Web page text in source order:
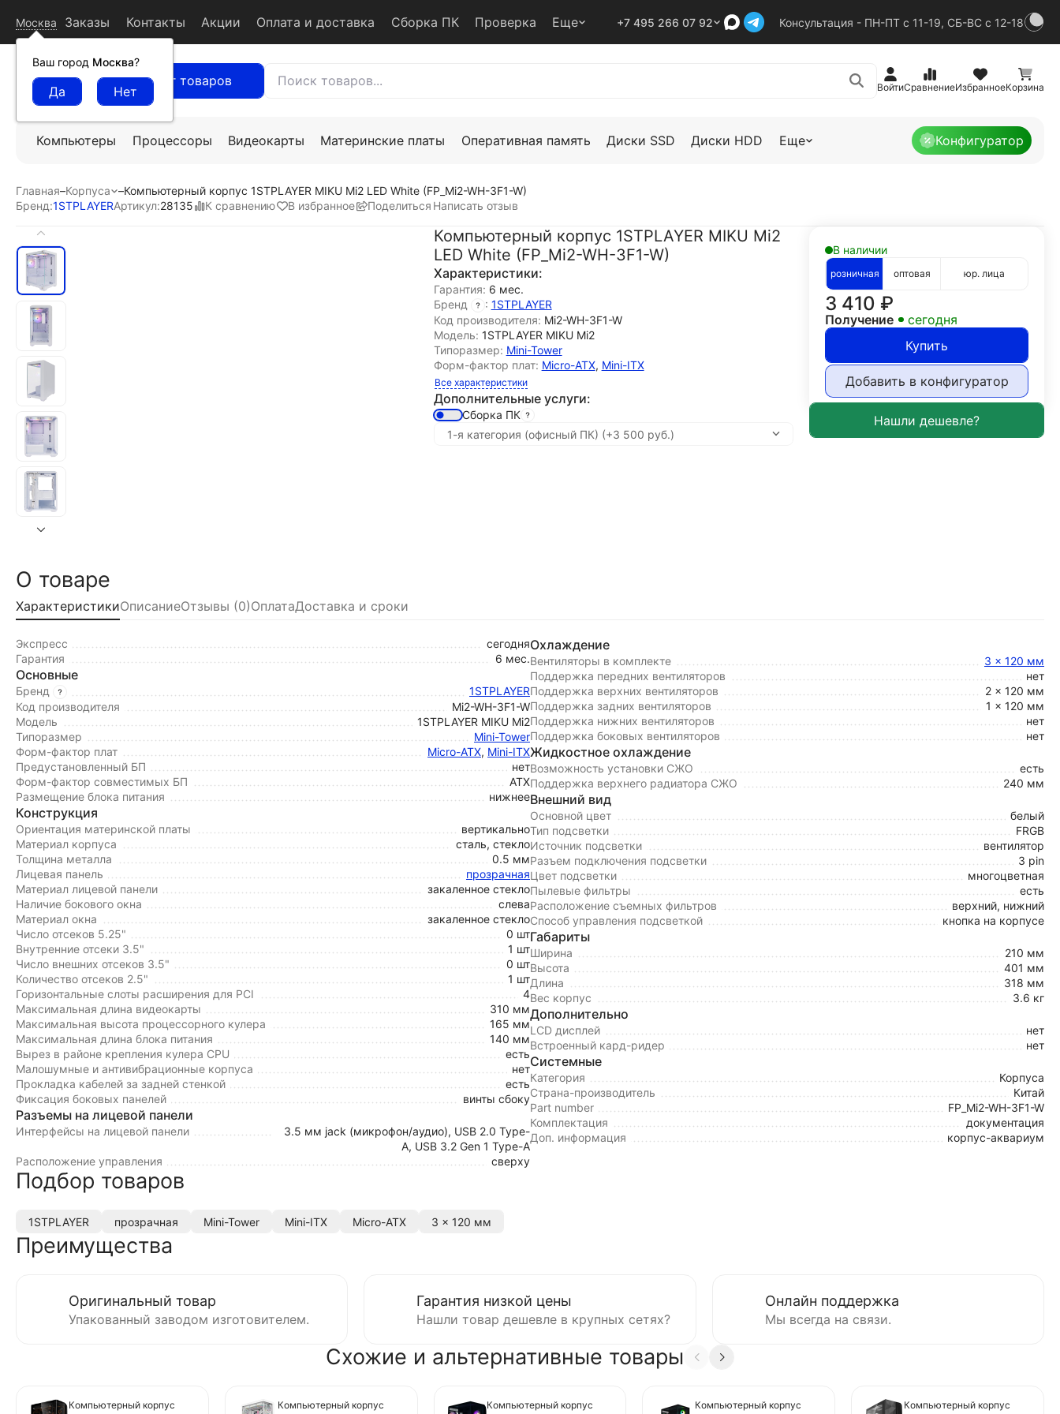
Москва
Ваш город Москва?
Заказы Контакты Акции Оплата и доставка Сборка ПК Проверка Еще +7 495 266 07 92 Консультация - ПН-ПТ с 11-19, СБ-ВС с 12-18
Каталог товаров ВойтиСравнениеИзбранноеКорзина
Компьютеры Процессоры Видеокарты Материнские платы Оперативная память Диски SSD Диски HDD Еще Конфигуратор
Главная–Корпуса –Компьютерный корпус 1STPLAYER MIKU Mi2 LED White (FP_Mi2-WH-3F1-W)
Бренд:1STPLAYERАртикул:28135 К сравнению В избранное Поделиться Написать отзыв
Компьютерный корпус 1STPLAYER MIKU Mi2
LED White (FP_Mi2-WH-3F1-W)
Характеристики:
Гарантия: 6 мес.
Бренд
: 1STPLAYER
Код производителя: Mi2-WH-3F1-W
Модель: 1STPLAYER MIKU Mi2
Типоразмер: Mini-Tower
Форм-фактор плат: Micro-ATX, Mini-ITX
Все характеристики
Дополнительные услуги:
Сборка ПК
В наличии
розничная оптовая юр. лица
3 410 ₽
Получение
сегодня
Купить
Добавить в конфигуратор
О товаре
ХарактеристикиОписаниеОтзывы (0)ОплатаДоставка и сроки
Экспресс
сегодня
Гарантия
6 мес.
Основные
Бренд
1STPLAYER
Код производителя
Mi2-WH-3F1-W
Модель
1STPLAYER MIKU Mi2
Типоразмер
Mini-Tower
Форм-фактор плат
Micro-ATX, Mini-ITX
Предустановленный БП
нет
Форм-фактор совместимых БП
ATX
Размещение блока питания
нижнее
Конструкция
Ориентация материнской платы
вертикально
Материал корпуса
сталь, стекло
Толщина металла
0.5 мм
Лицевая панель
прозрачная
Материал лицевой панели
закаленное стекло
Наличие бокового окна
слева
Материал окна
закаленное стекло
Число отсеков 5.25"
0 шт
Внутренние отсеки 3.5"
1 шт
Число внешних отсеков 3.5"
0 шт
Количество отсеков 2.5"
1 шт
Горизонтальные слоты расширения для PCI
4
Максимальная длина видеокарты
310 мм
Максимальная высота процессорного кулера
165 мм
Максимальная длина блока питания
140 мм
Вырез в районе крепления кулера CPU
есть
Малошумные и антивибрационные корпуса
нет
Прокладка кабелей за задней стенкой
есть
Фиксация боковых панелей
винты сбоку
Разъемы на лицевой панели
Интерфейсы на лицевой панели
3.5 мм jack (микрофон/аудио), USB 2.0 Type-
A, USB 3.2 Gen 1 Type-A
Расположение управления
сверху
Охлаждение
Вентиляторы в комплекте
3 x 120 мм
Поддержка передних вентиляторов
нет
Поддержка верхних вентиляторов
2 x 120 мм
Поддержка задних вентиляторов
1 x 120 мм
Поддержка нижних вентиляторов
нет
Поддержка боковых вентиляторов
нет
Жидкостное охлаждение
Возможность установки СЖО
есть
Поддержка верхнего радиатора СЖО
240 мм
Внешний вид
Основной цвет
белый
Тип подсветки
FRGB
Источник подсветки
вентилятор
Разъем подключения подсветки
3 pin
Цвет подсветки
многоцветная
Пылевые фильтры
есть
Расположение съемных фильтров
верхний, нижний
Способ управления подсветкой
кнопка на корпусе
Габариты
Ширина
210 мм
Высота
401 мм
Длина
318 мм
Вес корпус
3.6 кг
Дополнительно
LCD дисплей
нет
Встроенный кард-ридер
нет
Системные
Категория
Корпуса
Страна-производитель
Китай
Part number
FP_Mi2-WH-3F1-W
Комплектация
документация
Доп. информация
корпус-аквариум
Подбор товаров
1STPLAYER прозрачная Mini-Tower Mini-ITX Micro-ATX 3 x 120 мм
Преимущества
Оригинальный товар
Упакованный заводом изготовителем.
Гарантия низкой цены
Нашли товар дешевле в крупных сетях?
Онлайн поддержка
Мы всегда на связи.
Схожие и альтернативные товары
Компьютерный корпус
Компьютерный корпус
Компьютерный корпус
Компьютерный корпус
Компьютерный корпус